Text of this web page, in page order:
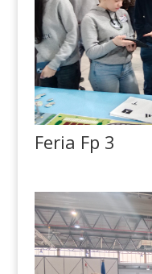
Feria Fp 3